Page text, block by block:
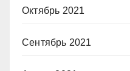
Октябрь 2021
Сентябрь 2021